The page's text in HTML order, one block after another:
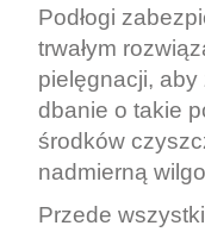
Podłogi
trwałym
pielęgnacji, aby
dbanie o takie
środków
nadmierną
Przede